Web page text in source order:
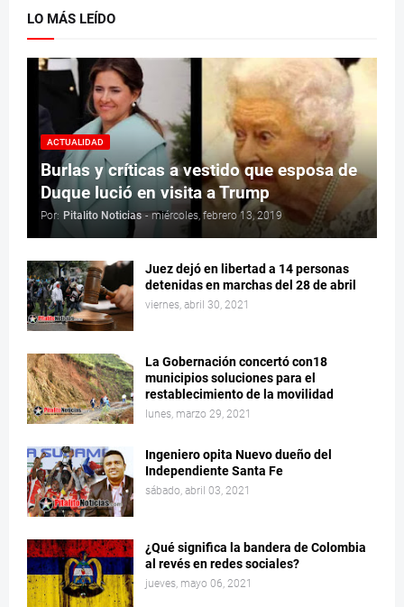
LO MÁS LEÍDO
ACTUALIDAD
Burlas y críticas a vestido que esposa de
Duque lució en visita a Trump
Por: Pitalito Noticias - miércoles, febrero 13, 2019
Juez dejó en libertad a 14 personas
detenidas en marchas del 28 de abril
viernes, abril 30, 2021
La Gobernación concertó con18
municipios soluciones para el
restablecimiento de la movilidad
lunes, marzo 29, 2021
Ingeniero opita Nuevo dueño del
Independiente Santa Fe
sábado, abril 03, 2021
¿Qué significa la bandera de Colombia
al revés en redes sociales?
jueves, mayo 06, 2021